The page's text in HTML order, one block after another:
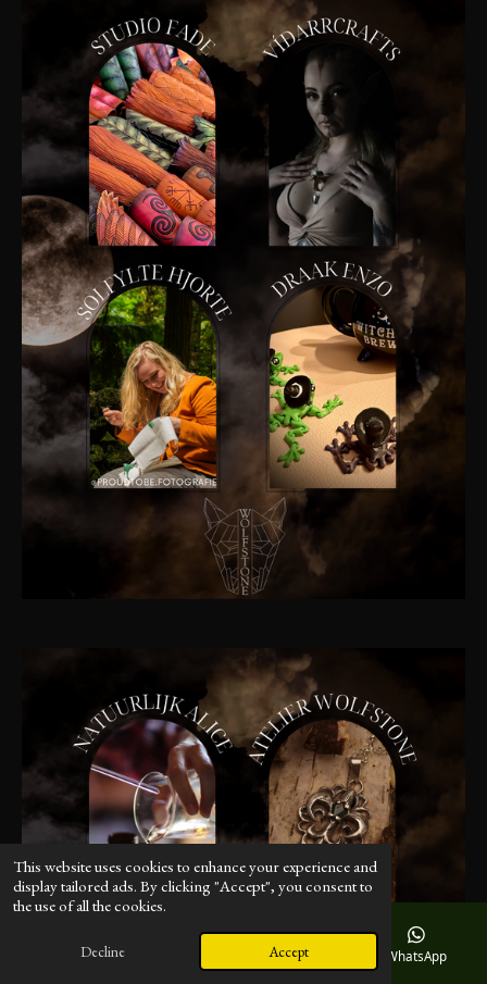
This website uses cookies to enhance your experience and
display tailored ads. By clicking "Accept", you consent to
the use of all the cookies.
Decline Accept
Email Instagram WhatsApp